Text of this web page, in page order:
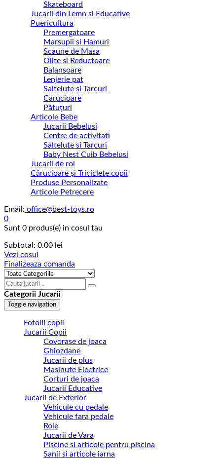
Skateboard
Jucarii din Lemn si Educative
Puericultura
Premergatoare
Marsupii si Hamuri
Scaune de Masa
Olite si Reductoare
Balansoare
Lenjerie pat
Saltelute si Tarcuri
Carucioare
Pătuțuri
Articole Bebe
Jucarii Bebelusi
Centre de activitati
Saltelute si Tarcuri
Baby Nest Cuib Bebelusi
Jucarii de rol
Cărucioare și Triciclete copii
Produse Personalizate
Articole Petrecere
Email: office@best-toys.ro
0
Sunt 0 produs(e) in cosul tau
Subtotal: 0.00 lei
Vezi cosul
Finalizeaza comanda
Categorii Jucarii
Toggle navigation
Fotolii copii
Jucarii Copii
Covorase de joaca
Ghiozdane
Jucarii de plus
Masinute Electrice
Corturi de joaca
Jucarii Educative
Jucarii de Exterior
Vehicule cu pedale
Vehicule fara pedale
Role
Jucarii de Vara
Piscine si articole pentru piscina
Sanii si articole iarna